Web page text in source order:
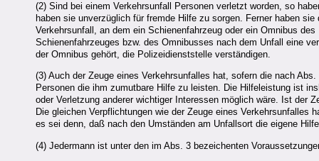
(2) Sind bei einem Verkehrsunfall Personen verletzt worden, so
haben sie unverzüglich für fremde Hilfe zu sorgen. Ferner haben
Verkehrsunfall, an dem ein Schienenfahrzeug oder ein Omnibus
Schienenfahrzeuges bzw. des Omnibusses nach dem Unfall eine
der Omnibus gehört, die Polizeidienststelle verständigen.
(3) Auch der Zeuge eines Verkehrsunfalles hat, sofern die nach
Personen die ihm zumutbare Hilfe zu leisten. Die Hilfeleistung ist
oder Verletzung anderer wichtiger Interessen möglich wäre. Ist der
Die gleichen Verpflichtungen wie der Zeuge eines Verkehrsunfalles
es sei denn, daß nach den Umständen am Unfallsort die eigene
(4) Jedermann ist unter den im Abs. 3 bezeichenten